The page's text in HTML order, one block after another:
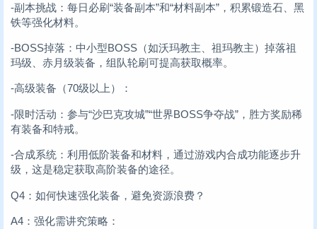
-副本挑战：每日必刷“装备副本”和“材料副本”，积累锻造石、黑
铁等强化材料。
-BOSS掉落：中小型BOSS（如沃玛教主、祖玛教主）掉落祖
玛级、赤月级装备，组队轮刷可提高获取概率。
-高级装备（70级以上）：
-限时活动：参与“沙巴克攻城”“世界BOSS争夺战”，胜方奖励稀
有装备和特戒。
-合成系统：利用低阶装备和材料，通过游戏内合成功能逐步升
级，这是稳定获取高阶装备的途径。
Q4：如何快速强化装备，避免资源浪费？
A4：强化需讲究策略：